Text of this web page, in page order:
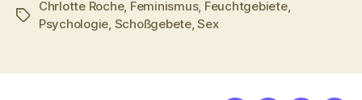
Schlagwörter
Chrlotte Roche, Feminismus, Feuchtgebiete,
Psychologie, Schoßgebete,Sex